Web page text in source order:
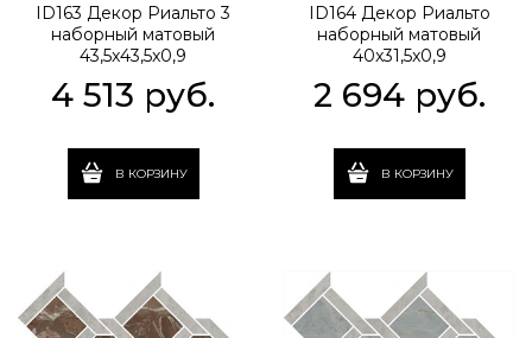
ID163 Декор Риальто 3
наборный матовый
43,5x43,5x0,9
4 513 руб.
В КОРЗИНУ
ID164 Декор Риальто
наборный матовый
40x31,5x0,9
2 694 руб.
В КОРЗИНУ